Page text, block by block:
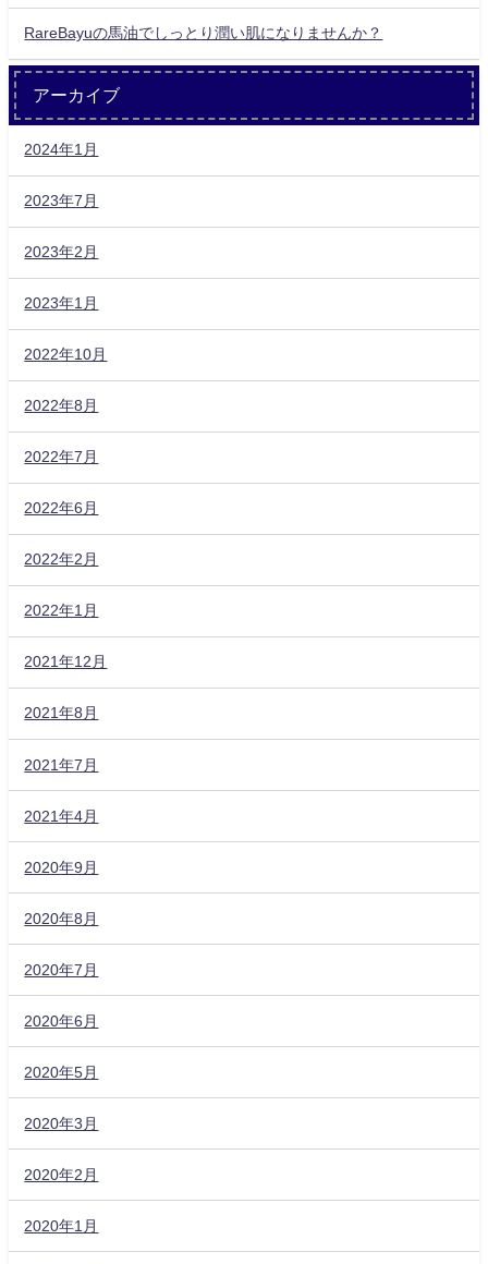
RareBayuの馬油でしっとり潤い肌になりませんか？
アーカイブ
2024年1月
2023年7月
2023年2月
2023年1月
2022年10月
2022年8月
2022年7月
2022年6月
2022年2月
2022年1月
2021年12月
2021年8月
2021年7月
2021年4月
2020年9月
2020年8月
2020年7月
2020年6月
2020年5月
2020年3月
2020年2月
2020年1月